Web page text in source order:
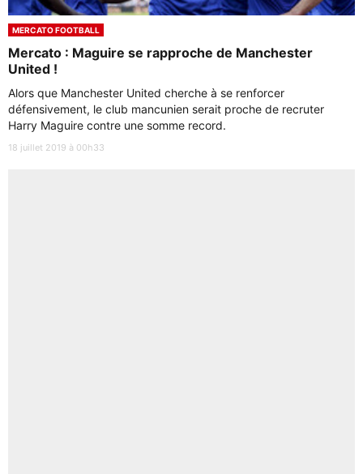
MERCATO FOOTBALL
Mercato : Maguire se rapproche de Manchester
United !
Alors que Manchester United cherche à se renforcer
défensivement, le club mancunien serait proche de recruter
Harry Maguire contre une somme record.
18 juillet 2019 à 00h33